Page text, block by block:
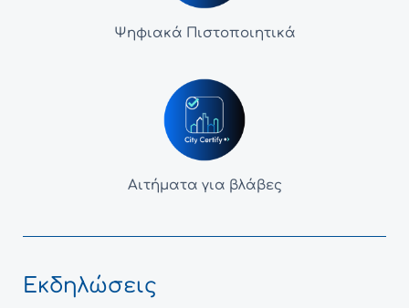
Ψηφιακά Πιστοποιητικά
Αιτήματα για βλάβες
Εκδηλώσεις